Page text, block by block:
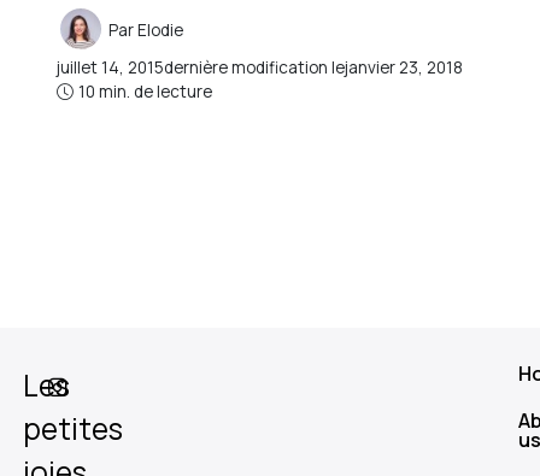
ParElodie
juillet 14, 2015dernière modification lejanvier 23, 2018
10 min. de lecture
Les
petites
us